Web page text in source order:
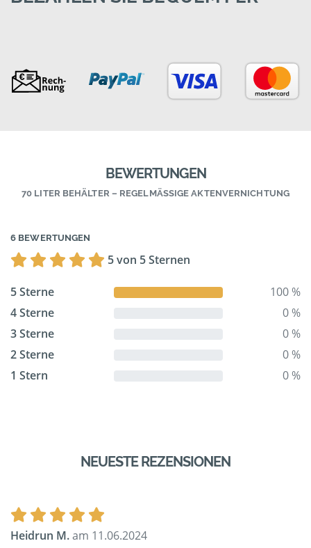
BEWERTUNGEN
70 LITER BEHÄLTER – REGELMÄSSIGE AKTENVERNICHTUNG
6 BEWERTUNGEN
5 von 5 Sternen
5 Sterne
100 %
4 Sterne
0 %
3 Sterne
0 %
2 Sterne
0 %
1 Stern
0 %
NEUESTE REZENSIONEN
Heidrun M.am 11.06.2024